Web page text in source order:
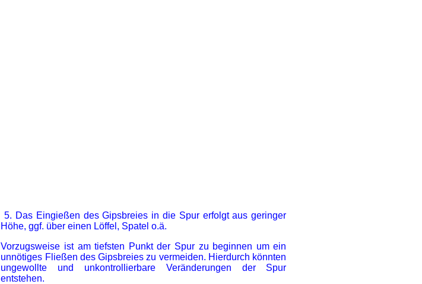
5. Das Eingießen des Gipsbreies in die Spur erfolgt aus geringer
Höhe, ggf. über einen Löffel, Spatel o.ä.
Vorzugsweise ist am tiefsten Punkt der Spur zu beginnen um ein
unnötiges Fließen des Gipsbreies zu vermeiden. Hierdurch könnten
ungewollte und unkontrollierbare Veränderungen der Spur
entstehen.